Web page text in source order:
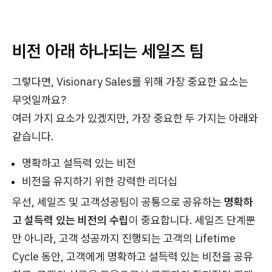
비전 아래 하나되는 세일즈 팀
그렇다면, Visionary Sales를 위해 가장 중요한 요소는
무엇일까요?
여러 가지 요소가 있겠지만, 가장 중요한 두 가지는 아래와
같습니다.
명확하고 설득력 있는 비전
비전을 유지하기 위한 강력한 리더십
우선, 세일즈 및 고객성공팀이 공통으로 공유하는 명확하
고 설득력 있는 비전의 수립이 중요합니다. 세일즈 단계뿐
만 아니라, 고객 성공까지 진행되는 고객의 Lifetime
Cycle 동안, 고객에게 명확하고 설득력 있는 비전을 공유